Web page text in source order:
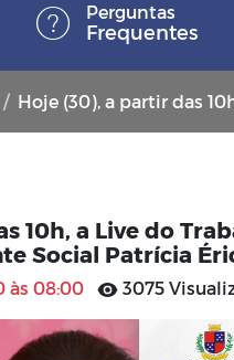
Perguntas
Frequentes
Hoje (30), a partir das 10h, a Live do
10h, a Live do
Social Patrícia
às 08:00 3075